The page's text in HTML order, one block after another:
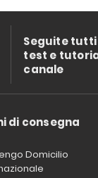
Seguite tutti
test e
canale
di consegna
Domicilio